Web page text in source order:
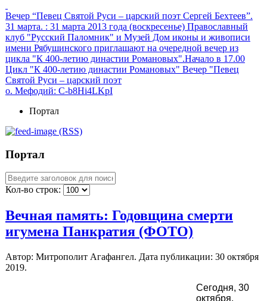
Вечер “Певец Святой Руси – царский поэт Сергей Бехтеев”.
31 марта. : 31 марта 2013 года (воскресенье) Православный
клуб "Русский Паломник" и Музей Дом иконы и живописи
имени Рябушинского приглашают на очередной вечер из
цикла "К 400-летию династии Романовых".Начало в 17.00
Цикл "К 400-летию династии Романовых" Вечер "Певец
Святой Руси – царский поэт
о. Мефодий: C-b8Hi4LKpI
Портал
(RSS)
Портал
Кол-во строк:
Вечная память: Годовщина смерти
игумена Панкратия (ФОТО)
Автор: Митрополит Агафангел. Дата публикации: 30 октября
2019.
Сегодня, 30
октября,